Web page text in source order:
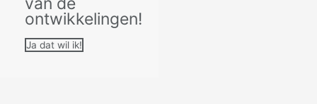
ontwikkelingen!
Ja dat wil ik!